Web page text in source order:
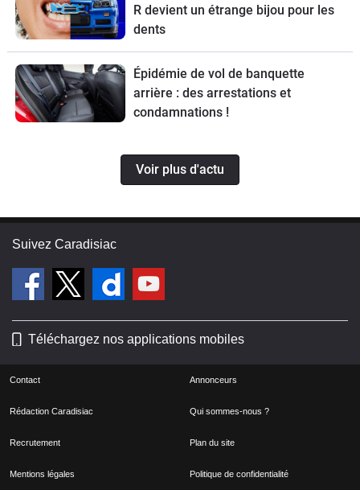
R devient un étrange bijou pour les
dents
Épidémie de vol de banquette
arrière : des arrestations et
condamnations !
Voir plus d'actu
Suivez Caradisiac
Téléchargez nos applications mobiles
Contact Annonceurs
Rédaction Caradisiac Qui sommes-nous ?
Recrutement Plan du site
Mentions légales Politique de confidentialité